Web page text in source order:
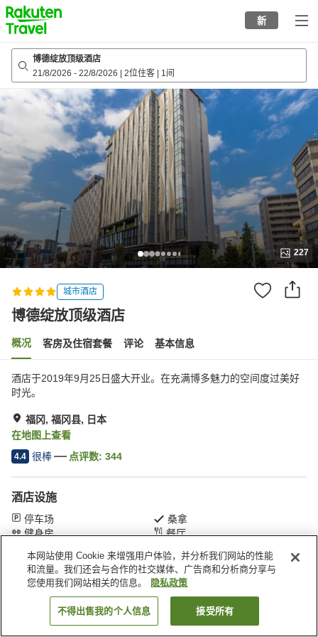
to
top
page
新
博德绽放顶级酒店
21/8/2026 - 22/8/2026 2位住客 1间
227
城市酒店
博德绽放顶级酒店
概况 客房及住宿套餐 评论 基本信息
酒店于2019年9月25日盛大开业。在充满博多魅力的空间度过美好
时光。
福冈, 福冈县, 日本
在地图上查看
4.4 很棒 点评数: 344
酒店设施
停车场
桑拿
健身房
餐厅
首页 日本 福冈县 福冈 博德绽放顶级酒店
搜索客房
本网站使用 Cookie 来增强用户体验，并分析我们网站的性能
和流量。我们还会与合作的社交媒体、广告商和分析商分享与
您使用我们网站相关的信息。
隐私政策
不得出售我的个人信息 接受所有